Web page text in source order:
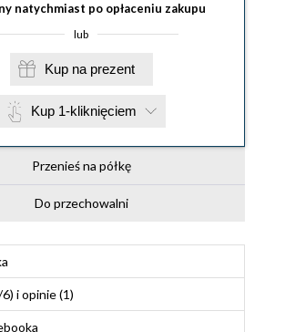
natychmiast po opłaceniu zakupu
lub
Kup na prezent
Kup 1-kliknięciem
Przenieś na półkę
Do przechowalni
6) i opinie (1)